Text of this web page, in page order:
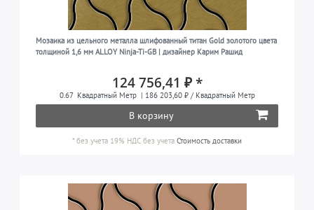
Мозаика из цельного металла шлифованный титан Gold золотого цвета
толщиной 1,6 мм ALLOY Ninja-Ti-GB | дизайнер Карим Рашид
124 756,41 ₽ *
0.67 Квадратный Метр | 186 203,60 ₽ / Квадратный Метр
В корзину
*без учета 19% НДС без учета Стоимость доставки